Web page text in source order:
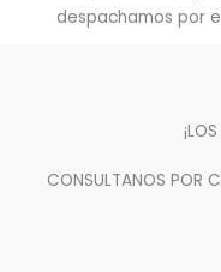
despachamos por
CONSULTANOS POR